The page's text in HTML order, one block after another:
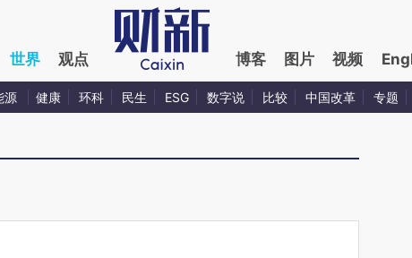
世界 观点 博客 图片 视频
源 健康 环科 民生 ESG 数字说 比较 中国改革 专题